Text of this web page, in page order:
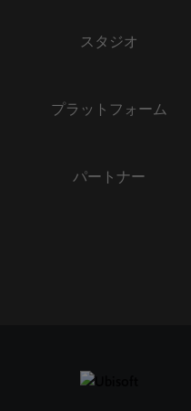
スタジオ
プラットフォーム
パートナー